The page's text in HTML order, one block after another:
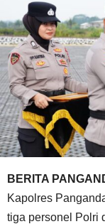
BERITA
Kapolres
tiga personel Polri